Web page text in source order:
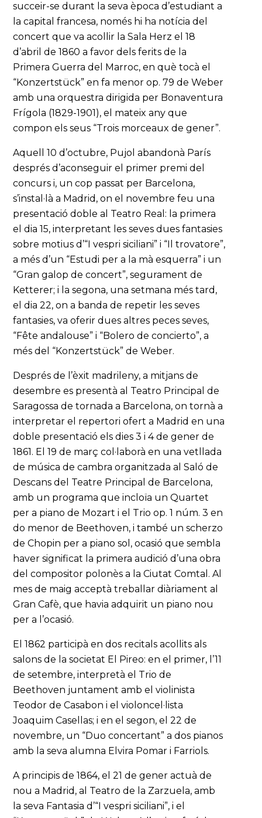
succeir-se durant la seva època d’estudiant a
la capital francesa, només hi ha notícia del
concert que va acollir la Sala Herz el 18
d’abril de 1860 a favor dels ferits de la
Primera Guerra del Marroc, en què tocà el
“Konzertstück” en fa menor op. 79 de Weber
amb una orquestra dirigida per Bonaventura
Frígola (1829-1901), el mateix any que
compon els seus “Trois morceaux de gener”.
Aquell 10 d’octubre, Pujol abandonà París
després d’aconseguir el primer premi del
concurs i, un cop passat per Barcelona,
s’instal·là a Madrid, on el novembre feu una
presentació doble al Teatro Real: la primera
el dia 15, interpretant les seves dues fantasies
sobre motius d’“I vespri siciliani” i “Il trovatore”,
a més d’un “Estudi per a la mà esquerra” i un
“Gran galop de concert”, segurament de
Ketterer; i la segona, una setmana més tard,
el dia 22, on a banda de repetir les seves
fantasies, va oferir dues altres peces seves,
“Fête andalouse” i “Bolero de concierto”, a
més del “Konzertstück” de Weber.
Després de l’èxit madrileny, a mitjans de
desembre es presentà al Teatro Principal de
Saragossa de tornada a Barcelona, on tornà a
interpretar el repertori ofert a Madrid en una
doble presentació els dies 3 i 4 de gener de
1861. El 19 de març col·laborà en una vetllada
de música de cambra organitzada al Saló de
Descans del Teatre Principal de Barcelona,
amb un programa que incloïa un Quartet
per a piano de Mozart i el Trio op. 1 núm. 3 en
do menor de Beethoven, i també un scherzo
de Chopin per a piano sol, ocasió que sembla
haver significat la primera audició d’una obra
del compositor polonès a la Ciutat Comtal. Al
mes de maig acceptà treballar diàriament al
Gran Cafè, que havia adquirit un piano nou
per a l’ocasió.
El 1862 participà en dos recitals acollits als
salons de la societat El Pireo: en el primer, l’11
de setembre, interpretà el Trio de
Beethoven juntament amb el violinista
Teodor de Casabon i el violoncel·lista
Joaquim Casellas; i en el segon, el 22 de
novembre, un “Duo concertant” a dos pianos
amb la seva alumna Elvira Pomar i Farriols.
A principis de 1864, el 21 de gener actuà de
nou a Madrid, al Teatro de la Zarzuela, amb
la seva Fantasia d’“I vespri siciliani”, i el